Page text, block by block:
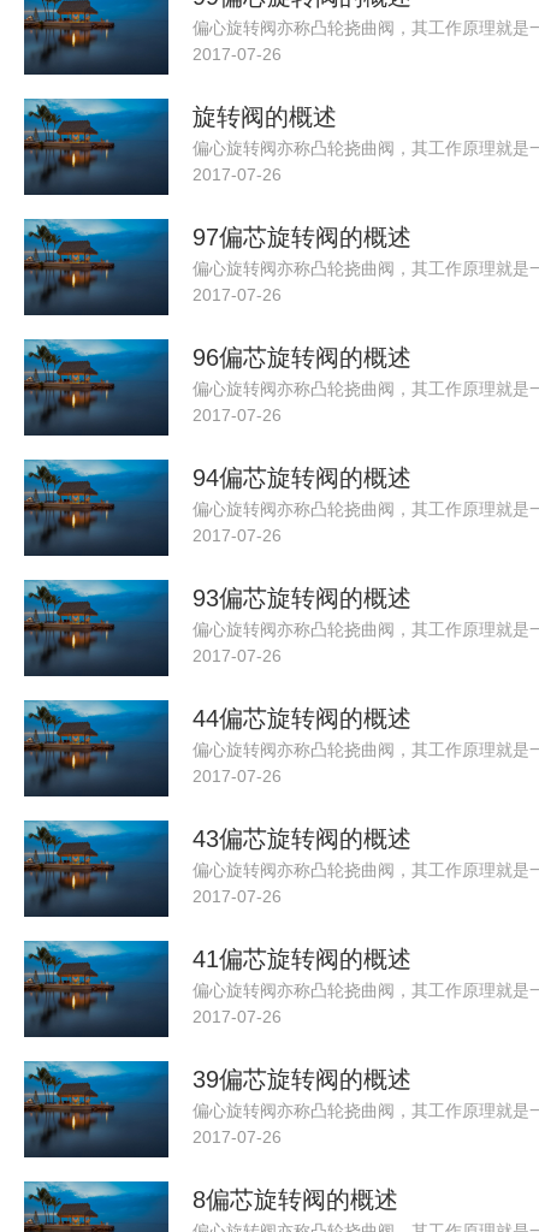
2017-07-26
旋转阀的概述
2017-07-26
97偏芯旋转阀的概述
2017-07-26
96偏芯旋转阀的概述
2017-07-26
94偏芯旋转阀的概述
2017-07-26
93偏芯旋转阀的概述
2017-07-26
44偏芯旋转阀的概述
2017-07-26
43偏芯旋转阀的概述
2017-07-26
41偏芯旋转阀的概述
2017-07-26
39偏芯旋转阀的概述
2017-07-26
8偏芯旋转阀的概述